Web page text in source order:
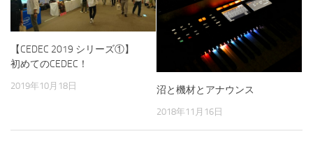
【CEDEC 2019 シリーズ①】
初めてのCEDEC！
2019年10月18日 沼と機材とアナウンス
2018年11月16日